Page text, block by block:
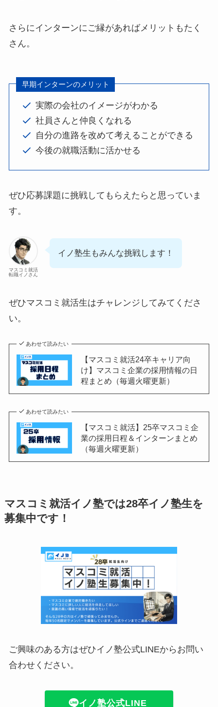
さらにインターンにご縁があればメリットもたく
さん。
早期インターンのメリット
実際の会社のイメージがわかる
社員さんと仲良くなれる
自分の進路を改めて考えることができる
今後の就職活動に活かせる
ぜひ応募課題に挑戦してもらえたらと思っていま
す。
マスコミ就活
転職イノさん
イノ塾生もみんな挑戦します！
ぜひマスコミ就活生はチャレンジしてみてくださ
い。
あわせて読みたい
【マスコミ就活24卒キャリア向
け】マスコミ企業の採用情報の日
程まとめ（毎週火曜更新）
あわせて読みたい
【マスコミ就活】25卒マスコミ企
業の採用日程＆インターンまとめ
（毎週火曜更新）
マスコミ就活イノ塾では28卒イノ塾生を
募集中です！
ご興味のある方はぜひイノ塾公式LINEからお問い
合わせください。
イノ塾公式LINE